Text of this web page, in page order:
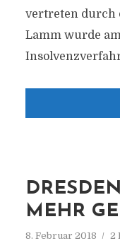
vertreten durch
Lamm wurde
MEHR
8. Februar 2018 2